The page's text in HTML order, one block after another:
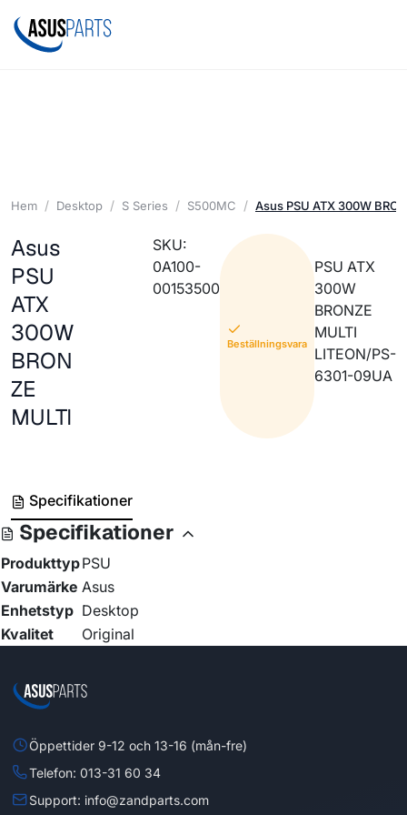
Hem Desktop S Series S500MC Asus PSU ATX 300W
Asus
PSU
ATX
300W
BRON
ZE
MULTI
SKU:
0A100-
00153500
Beställningsvara
PSU ATX
300W
BRONZE
MULTI
LITEON/PS-
6301-09UA
Specifikationer
Specifikationer
ProdukttypPSU
Varumärke Asus
Enhetstyp Desktop
Kvalitet
Original
Öppettider 9-12 och 13-16 (mån-fre)
Telefon: 013-31 60 34
Support: info@zandparts.com